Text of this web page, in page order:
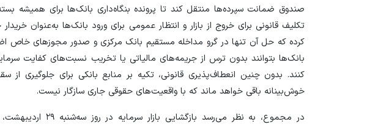
صندوق ضمانت سپرده‌ها منتقل کند تا پرونده بنگاه‌داری بانک‌ها برای همیشه
تکلیف قانونی برای خروج از بازار و انتظار عمومی برای ورود بانک‌ها به‌عنوان
کرده که حل آن تنها در گرو مداخله مستقیم بانک مرکزی و صدور مجوز‌های خاص
بانک‌ها بتوانند بدون ترس از جریمه‌های مالیاتی یا تخریب نسبت‌های کفایت
کنند. بدون چنین انعطاف‌پذیری قانونی، تکیه بر منابع بانکی برای جلوگیری از
خوش‌بینانه باقی خواهد ماند که با واقعیت‌های حقوقی جاری سازگار نیست.
در مجموع، به نظر می‌رسد